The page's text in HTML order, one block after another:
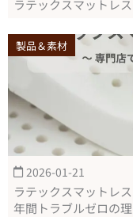
ラテックスマットレ
製品＆素材
2026-01-21
ラテックスマットレ
年間トラブルゼロの